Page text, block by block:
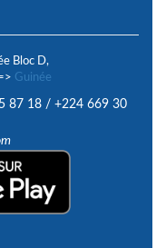
Bloc D,
Guinée
87 18 / +224 669 30